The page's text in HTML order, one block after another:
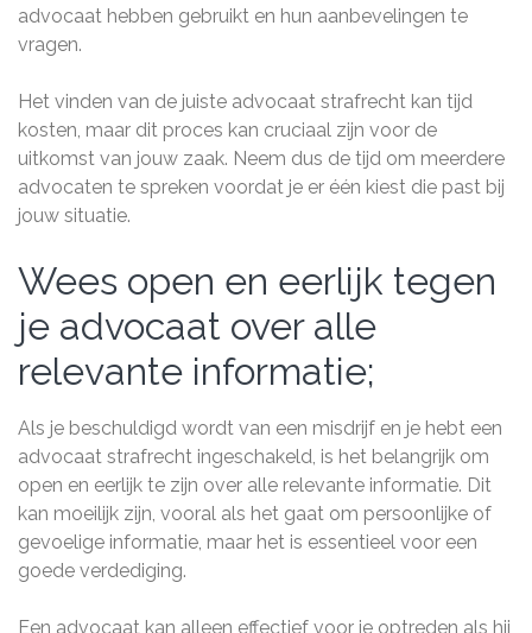
advocaat hebben gebruikt en hun aanbevelingen te
vragen.
Het vinden van de juiste advocaat strafrecht kan tijd
kosten, maar dit proces kan cruciaal zijn voor de
uitkomst van jouw zaak. Neem dus de tijd om meerdere
advocaten te spreken voordat je er één kiest die past bij
jouw situatie.
Wees open en eerlijk tegen
je advocaat over alle
relevante informatie;
Als je beschuldigd wordt van een misdrijf en je hebt een
advocaat strafrecht ingeschakeld, is het belangrijk om
open en eerlijk te zijn over alle relevante informatie. Dit
kan moeilijk zijn, vooral als het gaat om persoonlijke of
gevoelige informatie, maar het is essentieel voor een
goede verdediging.
Een advocaat kan alleen effectief voor je optreden als hij